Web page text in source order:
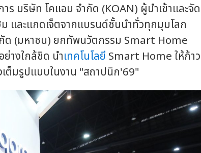
บริษัท โคแอน จำกัด (KOAN) ผู้นำเข้าและจัด
และแกดเจ็ตจากแบรนด์ชั้นนำทั่วทุกมุมโลก
ด (มหาชน) ยกทัพนวัตกรรม Smart Home
างใกล้ชิด นำเทคโนโลยี Smart Home ให้ก้าว
เต็มรูปแบบในงาน "สถาปนิก'69"